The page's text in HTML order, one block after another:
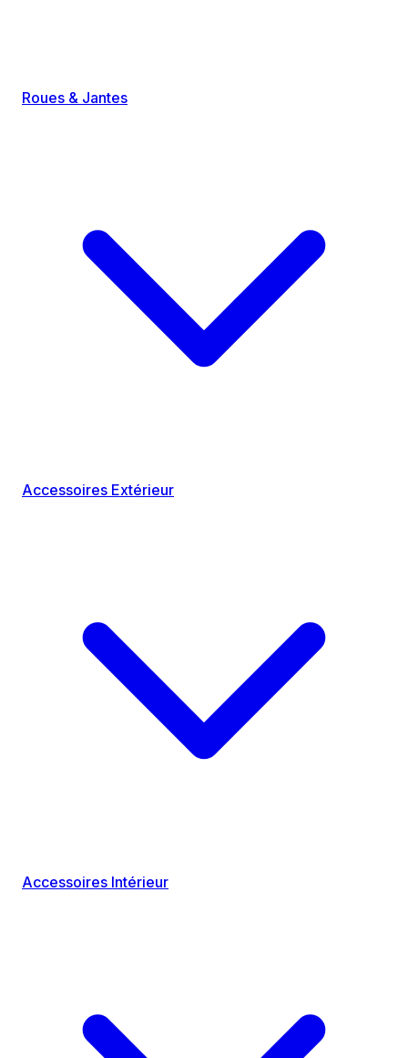
Roues & Jantes
Accessoires Extérieur
Accessoires Intérieur